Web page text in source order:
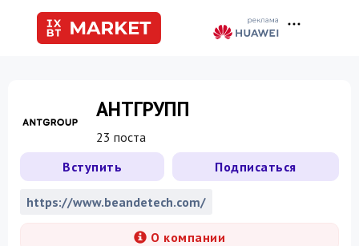
АНТГРУПП
23 поста
Вступить
Подписаться
https://www.beandetech.com/
О компании